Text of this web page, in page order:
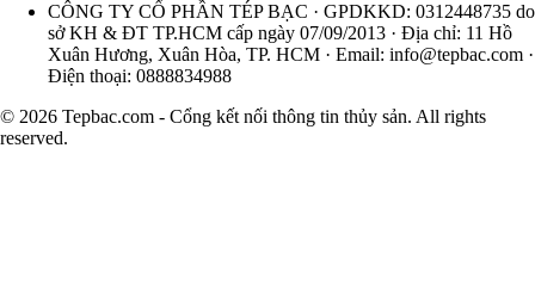
CÔNG TY CỔ PHẦN TÉP BẠC · GPDKKD: 0312448735 do
sở KH & ĐT TP.HCM cấp ngày 07/09/2013 · Địa chỉ: 11 Hồ
Xuân Hương, Xuân Hòa, TP. HCM · Email: info@tepbac.com ·
Điện thoại: 0888834988
© 2026 Tepbac.com - Cổng kết nối thông tin thủy sản. All rights
reserved.